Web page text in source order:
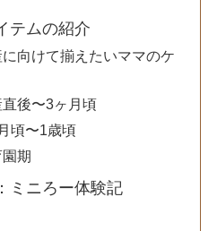
テムの紹介
向けて揃えたいママのケ
後〜3ヶ月頃
頃〜1歳頃
期
ミニろー体験記